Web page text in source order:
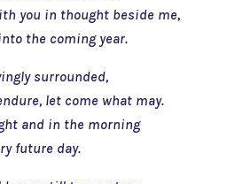
you in thought beside me,
the coming year.
surrounded,
let come what may.
and in the morning
future day.